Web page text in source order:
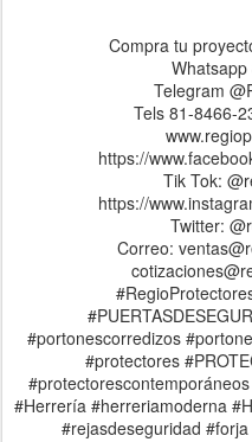
Compra tu
Telegram
Tels 81-8466-
https://
Tik Tok:
https://
Twitter:
Correo:
#portonescorredizos
#protectores
#Herrería #herreriamoderna
#rejasdeseguridad